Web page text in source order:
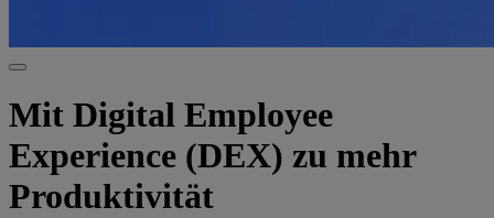
Mit Digital Employee
Experience (DEX) zu mehr
Produktivität